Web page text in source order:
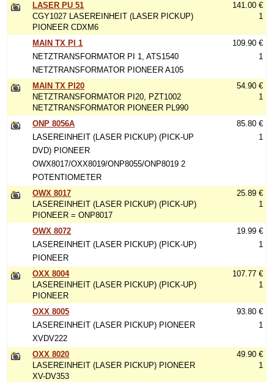
LASER PU 51
CGY1027 LASEREINHEIT (LASER PICKUP)
PIONEER CDXM6
141.00 €
1
MAIN TX PI 1
NETZTRANSFORMATOR PI 1, ATS1540
NETZTRANSFORMATOR PIONEER A105
109.90 €
1
MAIN TX PI20
NETZTRANSFORMATOR PI20, PZT1002
NETZTRANSFORMATOR PIONEER PL990
54.90 €
1
ONP 8056A
LASEREINHEIT (LASER PICKUP) (PICK-UP
DVD) PIONEER
OWX8017/OXX8019/ONP8055/ONP8019 2
POTENTIOMETER
85.80 €
1
OWX 8017
LASEREINHEIT (LASER PICKUP) (PICK-UP)
PIONEER = ONP8017
25.89 €
1
OWX 8072
LASEREINHEIT (LASER PICKUP) (PICK-UP)
PIONEER
19.99 €
1
OXX 8004
LASEREINHEIT (LASER PICKUP) (PICK-UP)
PIONEER
107.77 €
1
OXX 8005
LASEREINHEIT (LASER PICKUP) PIONEER
XVDV222
93.80 €
1
OXX 8020
LASEREINHEIT (LASER PICKUP) PIONEER
XV-DV353
49.90 €
1